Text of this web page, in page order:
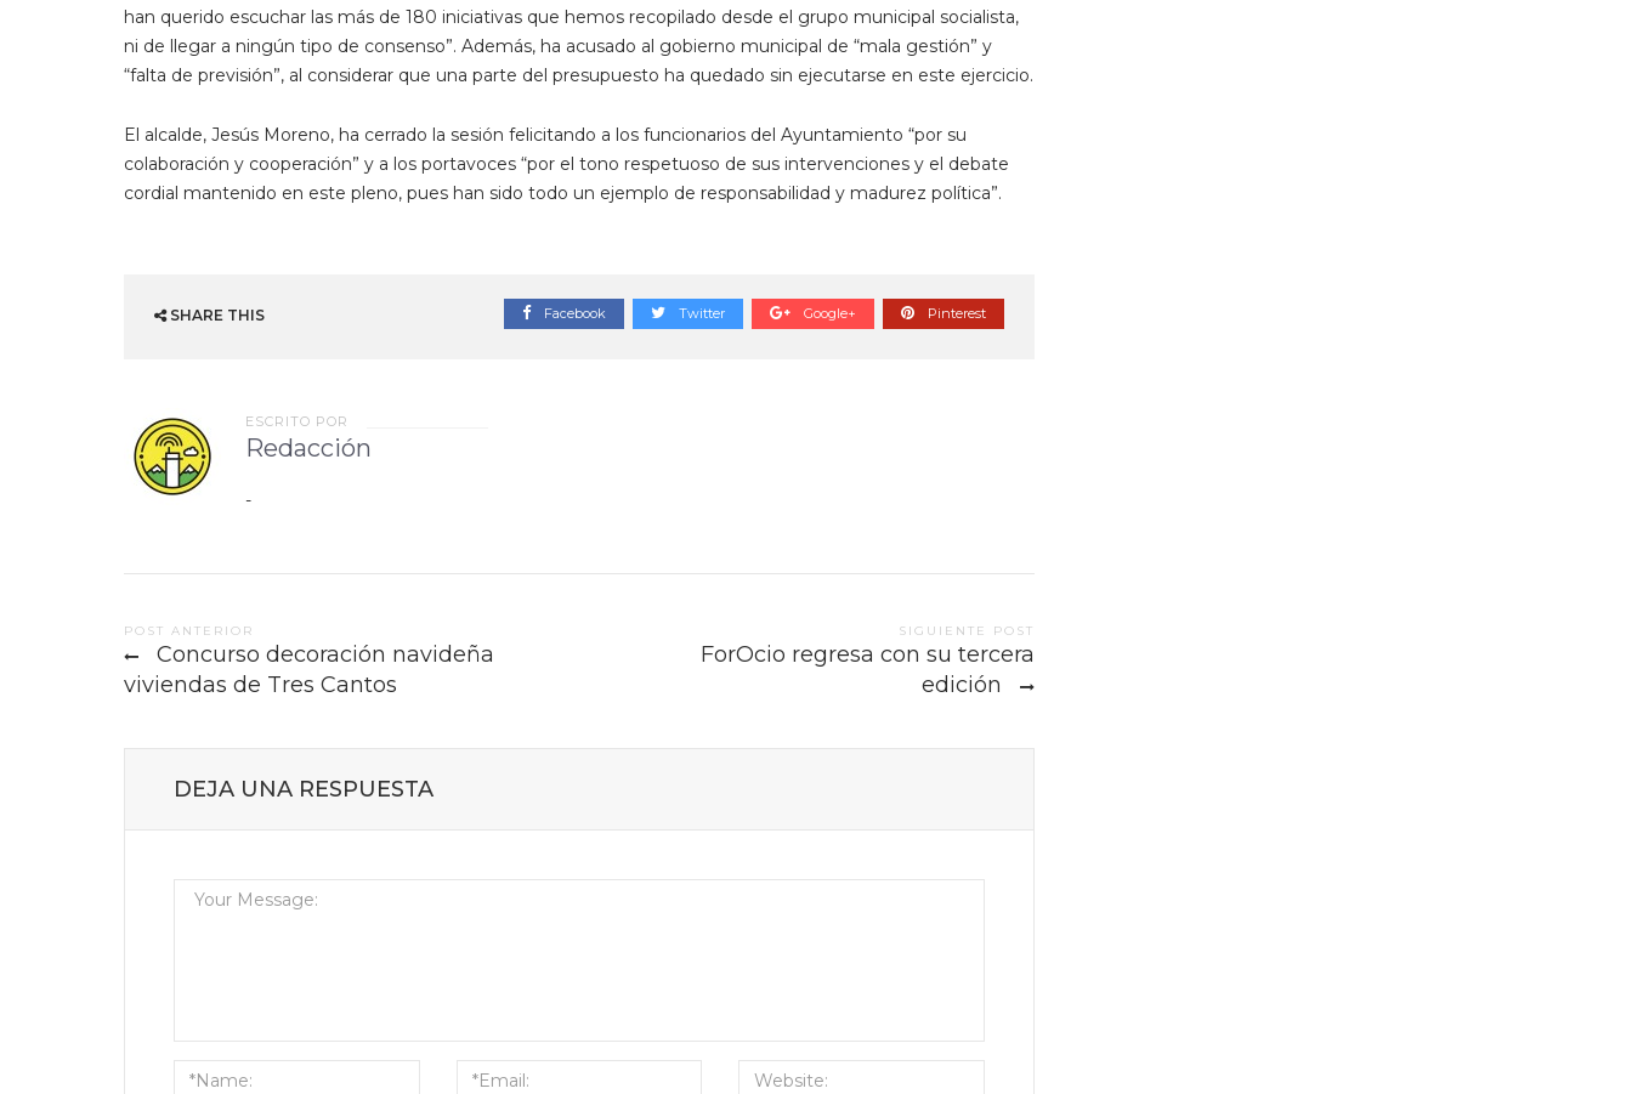
han querido escuchar las más de 180 iniciativas que hemos recopilado desde el grupo municipal socialista,
ni de llegar a ningún tipo de consenso”. Además, ha acusado al gobierno municipal de “mala gestión” y
“falta de previsión”, al considerar que una parte del presupuesto ha quedado sin ejecutarse en este ejercicio.
El alcalde, Jesús Moreno, ha cerrado la sesión felicitando a los funcionarios del Ayuntamiento “por su
colaboración y cooperación” y a los portavoces “por el tono respetuoso de sus intervenciones y el debate
cordial mantenido en este pleno, pues han sido todo un ejemplo de responsabilidad y madurez política”.
SHARE THIS Facebook Twitter Google+ Pinterest
ESCRITO POR
Redacción
-
Post
navigation
POST ANTERIOR
Concurso decoración navideña
viviendas de Tres Cantos
SIGUIENTE POST
ForOcio regresa con su tercera
edición
DEJA UNA RESPUESTA